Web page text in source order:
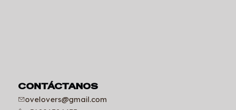
CONTÁCTANOS
ovelovers@gmail.com